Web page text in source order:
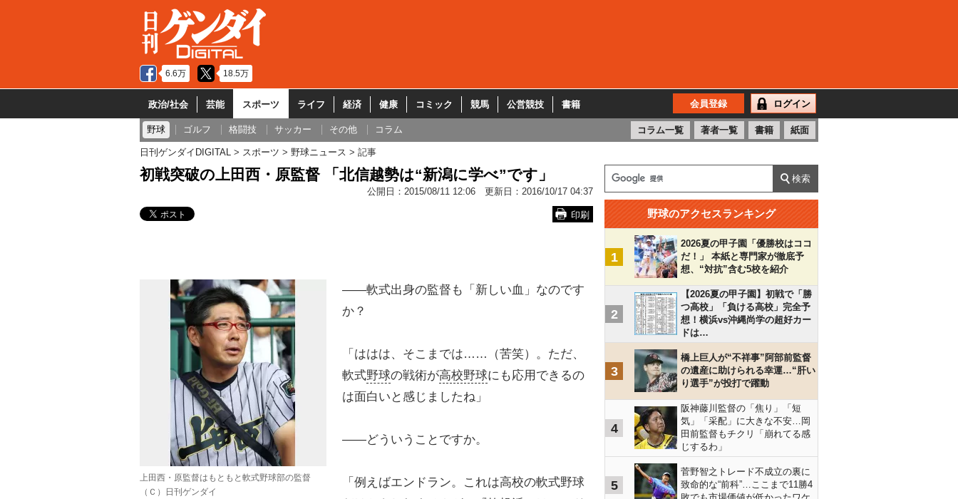
6.6万 18.5万
政治/社会 芸能 スポーツ ライフ 経済 健康 コミック 競馬 公営競技 書籍 会員登録 ログイン
野球 ゴルフ 格闘技 サッカー その他 コラム コラム一覧 著者一覧 書籍 紙面
日刊ゲンダイDIGITAL スポーツ 野球ニュース 記事
初戦突破の上田西・原監督 「北信越勢は“新潟に学べ”です」
公開日： 2015/08/11 12:06 更新日： 2016/10/17 04:37
印刷
上田西・原監督はもともと軟式野球部の監督
（Ｃ）日刊ゲンダイ
――軟式出身の監督も「新しい血」なのです
か？
「ははは、そこまでは……（苦笑）。ただ、
軟式野球の戦術が高校野球にも応用できるの
は面白いと感じましたね」
――どういうことですか。
「例えばエンドラン。これは高校の軟式野球
野球のアクセスランキング
1
2026夏の甲子園「優勝校はココ
だ！」 本紙と専門家が徹底予
想、“対抗”含む5校を紹介
2
【2026夏の甲子園】初戦で「勝
つ高校」「負ける高校」完全予
想！横浜vs沖縄尚学の超好カー
ドは…
3
橋上巨人が“不祥事”阿部前監督
の遺産に助けられる幸運…“肝い
り選手”が投打で躍動
4
阪神藤川監督の「焦り」「短
気」「采配」に大きな不安…岡
田前監督もチクリ「崩れてる感
じするわ」
5
菅野智之トレード不成立の裏に
致命的な“前科”…ここまで11勝4